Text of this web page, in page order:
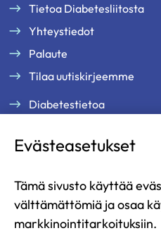
Tietoa Diabetesliitosta
Yhteystiedot
Palaute
Tilaa uutiskirjeemme
Diabetestietoa
Jäsenille
Ajankohtaista
Yritysyhteistyö ja
Evästeasetukset
Tämä sivusto käyttää
välttämättömiä ja osaa
markkinointitarkoituksiin.